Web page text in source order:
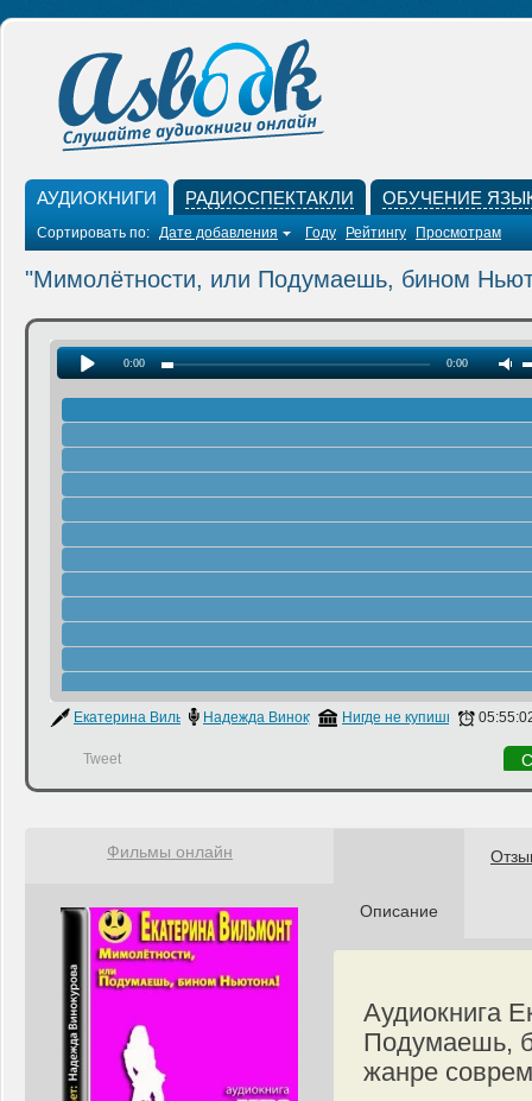
АУДИОКНИГИ РАДИОСПЕКТАКЛИ ОБУЧЕНИЕ
Сортировать по: Дате добавления Году Рейтингу Просмотрам
"Мимолётности, или Подумаешь, бином
0:00 0:00
Екатерина ВильмонтНадежда ВинокуроваНигде не купишь
Tweet
Описание
Аудиокнига
Подумаешь,
жанре
Фильмы онлайн